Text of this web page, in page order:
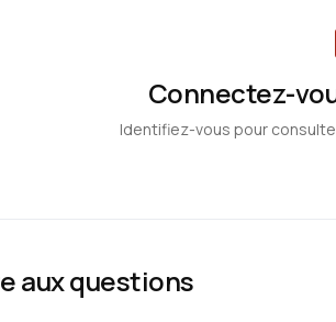
Connectez-
Identifiez-vous pour
aux questions